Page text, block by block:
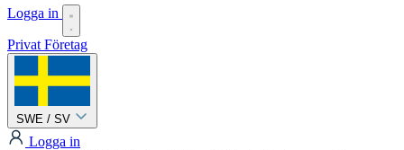
Logga in
Privat Företag
SWE / SV
Logga in